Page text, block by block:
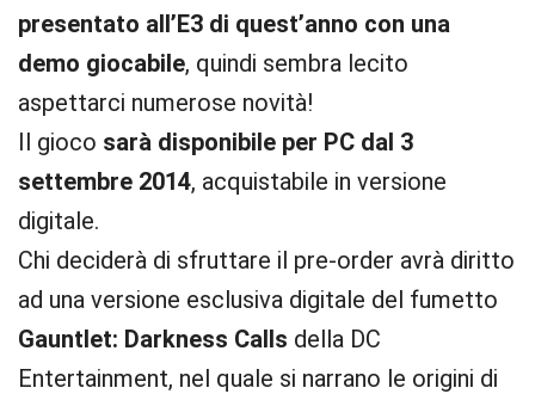
presentato all’E3 di quest’anno con una
demo giocabile, quindi sembra lecito
aspettarci numerose novità!
Il gioco sarà disponibile per PC dal 3
settembre 2014, acquistabile in versione
digitale.
Chi deciderà di sfruttare il pre-order avrà diritto
ad una versione esclusiva digitale del fumetto
Gauntlet: Darkness Calls della DC
Entertainment, nel quale si narrano le origini di